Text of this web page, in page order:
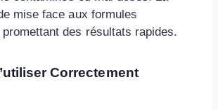
mise face aux formules
des résultats rapides.
Correctement